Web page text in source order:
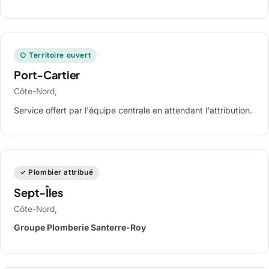
○ Territoire ouvert
Port-Cartier
Côte-Nord,
Service offert par l'équipe centrale en attendant l'attribution.
✓ Plombier attribué
Sept-Îles
Côte-Nord,
Groupe Plomberie Santerre-Roy